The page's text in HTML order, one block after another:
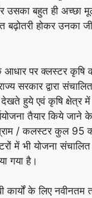
उसका बहुत ही अच्छा
बढ़ोतरी होकर उनका
आधार पर क्लस्टर कृषि
सरकार द्वारा
हुये एवं कृषि क्षेत्र में
तैयार किये जाने
/ कलस्टर कुल 95
में भी योजना
गया है।
कार्यों के लिए नवीनतम